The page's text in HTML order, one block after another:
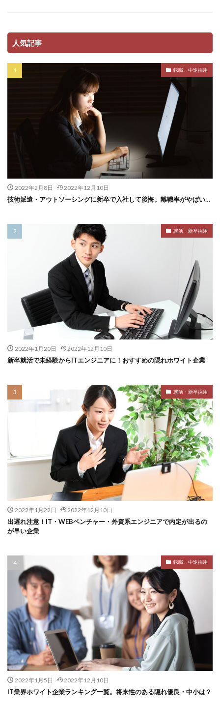
人気記事
転職・中途採用
2022年2月8日 2022年12月10日
技術派遣・アウトソーシングに新卒で入社して後悔。離職率がやばい…
就活・新卒採用
2022年1月20日 2022年12月10日
新卒就活で未経験からITエンジニアに！おすすめの隠れホワイト企業
就活・新卒採用
2022年1月22日 2022年12月10日
出遅れ注意！IT・WEBベンチャー・外資系エンジニアで内定が出るの
が早い企業
転職・中途採用
2022年1月5日 2022年12月10日
IT業界ホワイト企業ランキング一覧。将来性のある隠れ優良・中小は？